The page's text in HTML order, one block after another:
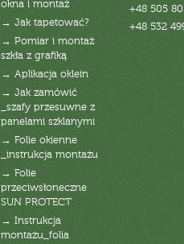
okna i montaż
→ Jak tapetować?
→ Pomiar i montaż
szkła z grafiką
→ Aplikacja oklein
→ Jak zamówić
_szafy przesuwne z
panelami szklanymi
→ Folie okienne
_instrukcja montażu
→ Folie
przeciwsłoneczne
SUN PROTECT
→ Instrukcja
montażu_folia
+48 505
+48 532